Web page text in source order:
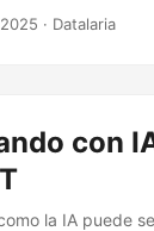
personal para
· Datalaria
con
la IA puede